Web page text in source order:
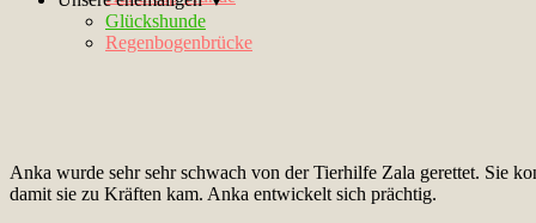
Glückshunde
Regenbogenbrücke
Anka wurde sehr sehr schwach von der Tierhilfe Zala gerettet. Sie
damit sie zu Kräften kam. Anka entwickelt sich prächtig.